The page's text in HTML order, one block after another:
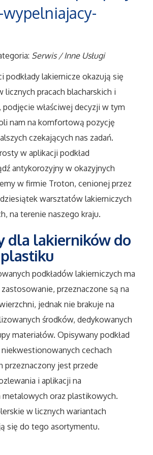
Tłumaczenia
Biżuteria
Dla Dzieci
Meble
Wnętrz
Łazienki
Odzież
Sport
Elektronika, RTV, AGD
Art. Dla Zwierząt
Ogród, Rośliny
Chemia
Art. Spożywcze
Eksploatacyjne
Inne Sklepy
Serwis / Inne Usługi
podkłady lakiernicze okazują się
licznych pracach blacharskich i
właściwej decyzji w tym
nam na komfortową pozycję
czekających nas zadań.
w aplikacji podkład
antykorozyjny w okazyjnych
w firmie Troton, cenionej przez
warsztatów lakierniczych
na terenie naszego kraju.
dla lakierników do
podkładów lakierniczych ma
przeznaczone są na
jednak nie brakuje na
środków, dedykowanych
materiałów. Opisywany podkład
niekwestionowanych cechach
przeznaczony jest przede
i aplikacji na
oraz plastikowych.
w licznych wariantach
się do tego asortymentu.